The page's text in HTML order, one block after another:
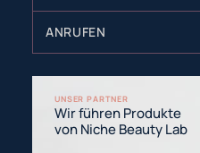
ANRUFEN
UNSER PARTNER
Wir führen Produkte
von Niche Beauty Lab